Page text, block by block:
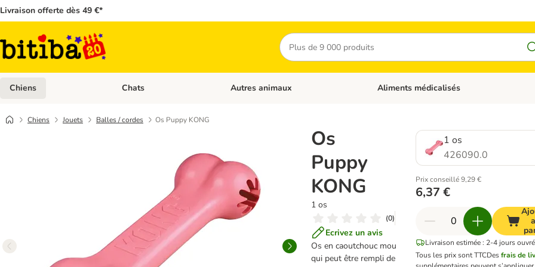
Livraison offerte dès 49 €*
Rechercher
Chiens Dérouler les catégories: Chiens
Chats Dérouler les catégories: Chats
Autres animaux Dérouler les catégories: Autres animaux
Aliments médicalisés
Chiens Jouets Balles / cordes Os Puppy KONG
Os
Puppy
KONG
1 os
(0)
Ecrivez un avis
Os en caoutchouc mou
qui peut être rempli de
1 os
426090.0
Prix conseillé 9,29 €
6,37 €
Livraison estimée : 2-4 jours
Tous les prix sont TTCDesfrais de